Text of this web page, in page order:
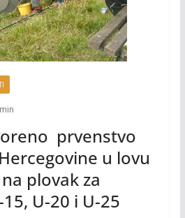
prvenstvo
u lovu
plovak za
U-20 i U-25